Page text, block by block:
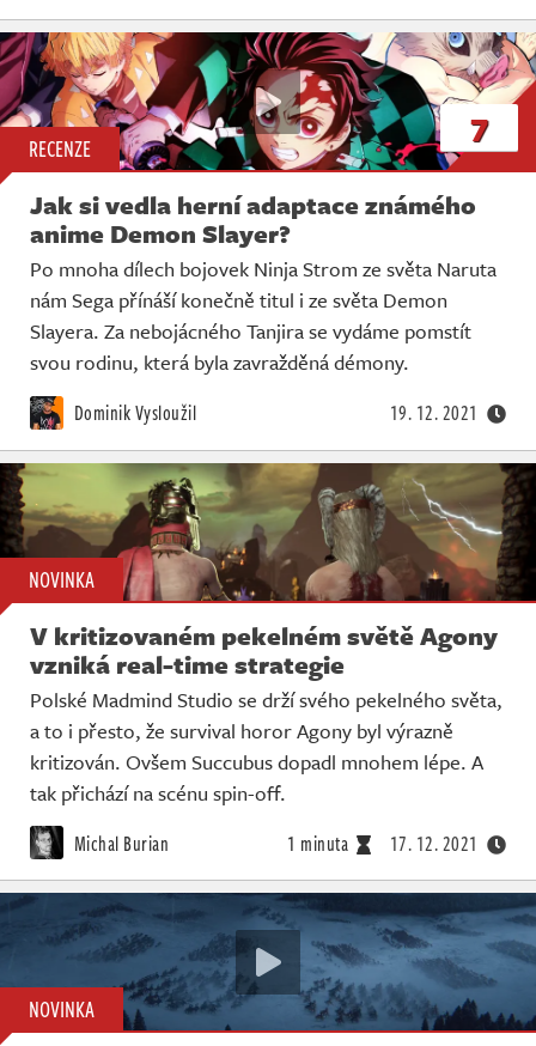
RECENZE 7
Jak si vedla herní adaptace známého
anime Demon Slayer?
Po mnoha dílech bojovek Ninja Strom ze světa Naruta
nám Sega přínáší konečně titul i ze světa Demon
Slayera. Za nebojácného Tanjira se vydáme pomstít
svou rodinu, která byla zavražděná démony.
Dominik Vysloužil 19. 12. 2021
NOVINKA
V kritizovaném pekelném světě Agony
vzniká real-time strategie
Polské Madmind Studio se drží svého pekelného světa,
a to i přesto, že survival horor Agony byl výrazně
kritizován. Ovšem Succubus dopadl mnohem lépe. A
tak přichází na scénu spin-off.
Michal Burian 1 minuta 17. 12. 2021
NOVINKA